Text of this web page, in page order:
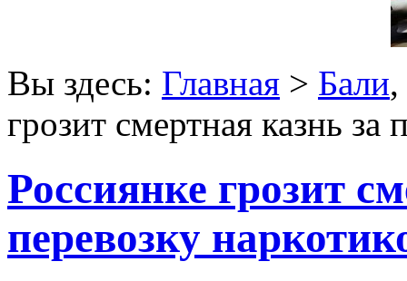
Вы здесь: Главная > Бали,
грозит смертная казнь за
Россиянке грозит
перевозку